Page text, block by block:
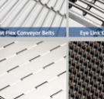
en nid d'abeille
convoyeur
solaire